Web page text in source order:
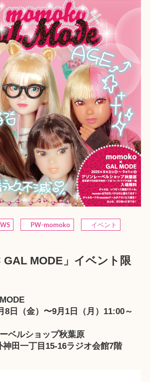
PW-momoko
イベント
GAL MODE」イベント限
8日（金）〜9月1日（月）11:00～
ベルショップ秋葉原
田一丁目15-16ラジオ会館7階